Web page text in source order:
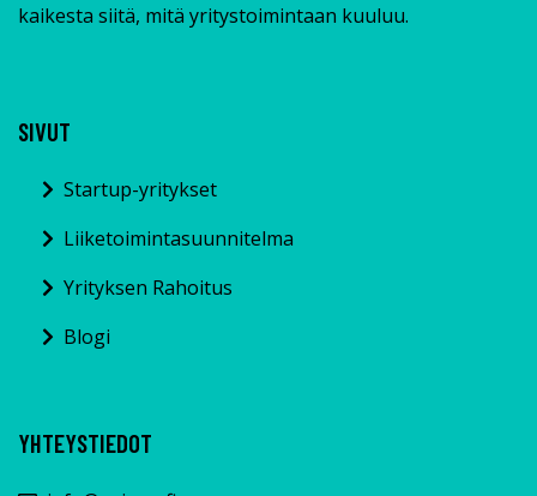
kaikesta siitä, mitä yritystoimintaan kuuluu.
SIVUT
Startup-yritykset
Liiketoimintasuunnitelma
Yrityksen Rahoitus
Blogi
YHTEYSTIEDOT